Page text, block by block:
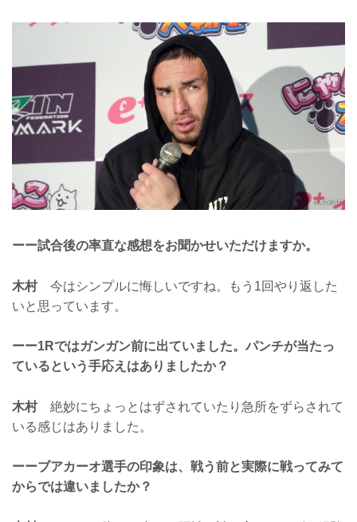
ーー試合後の率直な感想をお聞かせいただけますか。
木村今はシンプルに悔しいですね。もう1回やり返した
いと思っています。
ーー1Rではガンガン前に出ていました。パンチが当たっ
ているという手応えはありましたか？
木村絶妙にちょっとはずされていたり急所をずらされて
いる感じはありました。
ーーブアカーオ選手の印象は、戦う前と実際に戦ってみて
からでは違いましたか？